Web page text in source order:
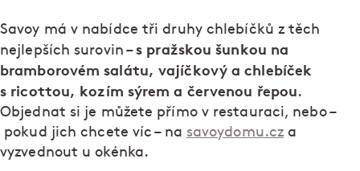
Savoy má v nabídce tři druhy chlebíčků z těch
nejlepších surovin –s pražskou šunkou na
bramborovém salátu, vajíčkový a chlebíček
s ricottou, kozím sýrem a červenou řepou.
Objednat si je můžete přímo v restauraci, nebo –
pokud jich chcete víc – na savoydomu.cz a
vyzvednout u okénka.